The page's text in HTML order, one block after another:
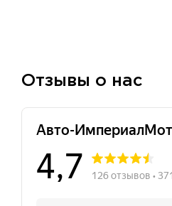
Отзывы о нас